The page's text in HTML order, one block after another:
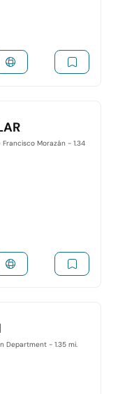
Morazán - 1.34
Department - 1.35 mi.